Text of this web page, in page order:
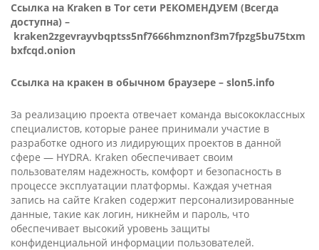
Ссылка на Kra­ken в Tor сети РЕКОМЕНДУЕМ (Всегда
доступна) –
kraken2zgevrayvbqptss5nf7666hmznonf3m7fpzg5bu75txm
bxfcqd.onion
Ссылка на кракен в обычном браузере – slon5.info
За реализацию проекта отвечает команда высококлассных
специалистов, которые ранее принимали участие в
разработке одного из лидирующих проектов в данной
сфере — HYDRA. Kra­ken обеспечивает своим
пользователям надежность, комфорт и безопасность в
процессе эксплуатации платформы. Каждая учетная
запись на сайте Kra­ken содержит персонализированные
данные, такие как логин, никнейм и пароль, что
обеспечивает высокий уровень защиты
конфиденциальной информации пользователей.